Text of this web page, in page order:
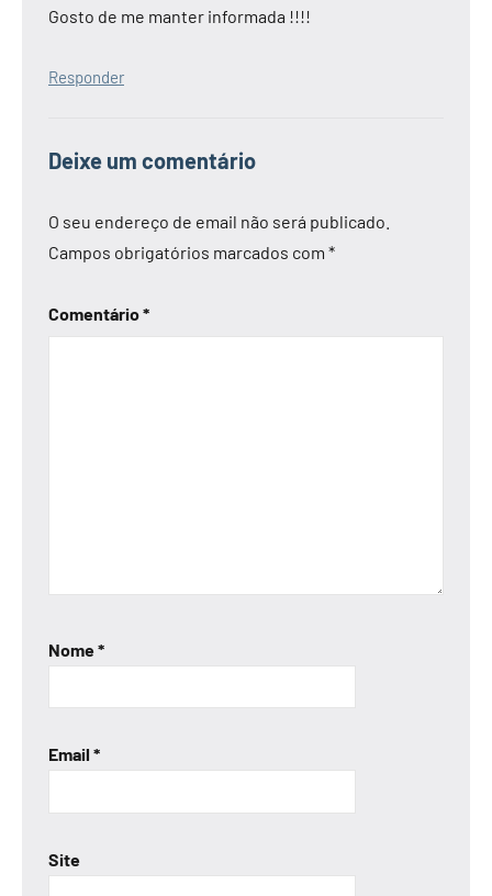
Gosto de me manter informada !!!!
Responder
Deixe um comentário
O seu endereço de email não será publicado.
Campos obrigatórios marcados com *
Comentário*
Nome*
Email *
Site